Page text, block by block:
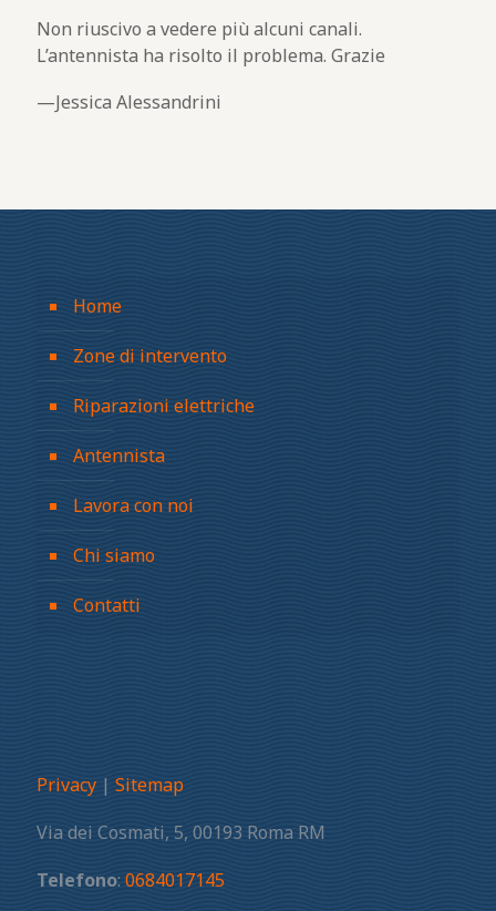
Non riuscivo a vedere più alcuni canali.
L’antennista ha risolto il problema. Grazie
Jessica Alessandrini
Home
Zone di intervento
Riparazioni elettriche
Antennista
Lavora con noi
Chi siamo
Contatti
Privacy | Sitemap
Via dei Cosmati, 5, 00193 Roma RM
Telefono: 0684017145